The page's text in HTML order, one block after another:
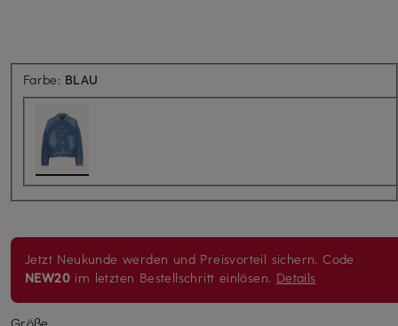
Farbe: BLAU
Jetzt Neukunde werden und Preisvorteil sichern. Code
NEW20 im letzten Bestellschritt einlösen. Details